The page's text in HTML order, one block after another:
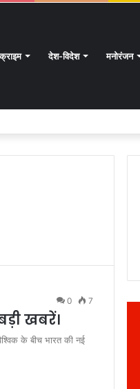
क्राइम देश-विदेश मनोरंजन
0 7
खबरें।
के बीच भारत की नई